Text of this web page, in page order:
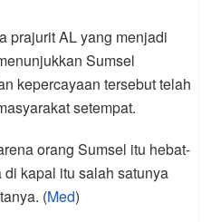
prajurit AL yang menjadi
Sumsel
kepercayaan tersebut telah
setempat.
orang Sumsel itu hebat-
kapal itu salah satunya
(Med)